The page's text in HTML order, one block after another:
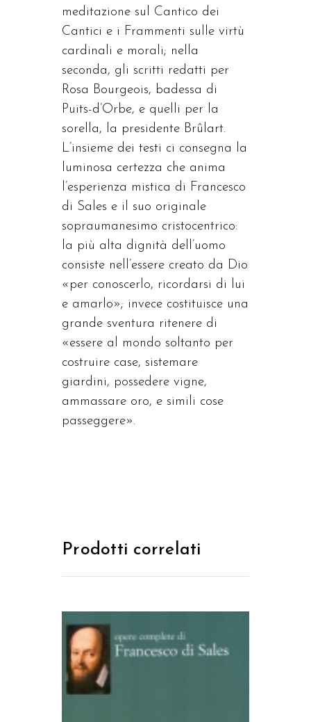
meditazione sul Cantico dei
Cantici e i Frammenti sulle virtù
cardinali e morali; nella
seconda, gli scritti redatti per
Rosa Bourgeois, badessa di
Puits-d’Orbe, e quelli per la
sorella, la presidente Brûlart.
L’insieme dei testi ci consegna la
luminosa certezza che anima
l’esperienza mistica di Francesco
di Sales e il suo originale
sopraumanesimo cristocentrico:
la più alta dignità dell’uomo
consiste nell’essere creato da Dio
«per conoscerlo, ricordarsi di lui
e amarlo»; invece costituisce una
grande sventura ritenere di
«essere al mondo soltanto per
costruire case, sistemare
giardini, possedere vigne,
ammassare oro, e simili cose
passeggere».
Prodotti correlati